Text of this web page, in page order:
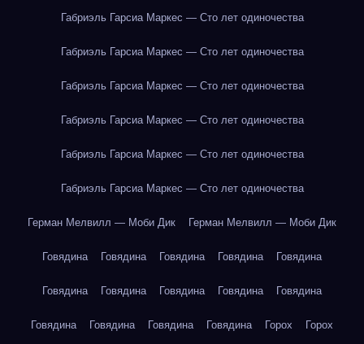
Габриэль Гарсиа Маркес — Сто лет одиночества
Габриэль Гарсиа Маркес — Сто лет одиночества
Габриэль Гарсиа Маркес — Сто лет одиночества
Габриэль Гарсиа Маркес — Сто лет одиночества
Габриэль Гарсиа Маркес — Сто лет одиночества
Габриэль Гарсиа Маркес — Сто лет одиночества
Герман Мелвилл — Моби Дик Герман Мелвилл — Моби Дик
Говядина Говядина Говядина Говядина Говядина
Говядина Говядина Говядина Говядина Говядина
Говядина Говядина Говядина Говядина Горох Горох